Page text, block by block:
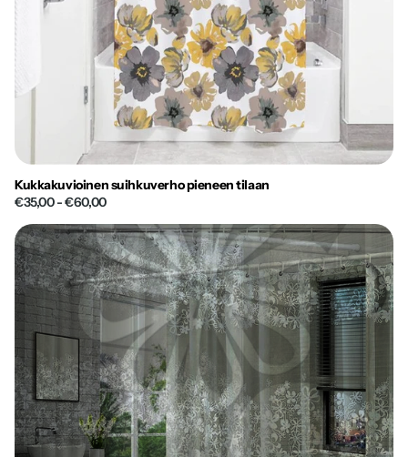
Kukkakuvioinen suihkuverho pieneen tilaan
€35,00- €60,00